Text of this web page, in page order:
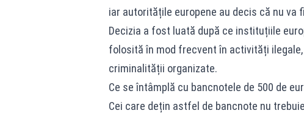
iar autoritățile europene au decis că nu va
Decizia a fost luată după ce instituțiile
folosită în mod frecvent în activități
criminalității organizate.
Ce se întâmplă cu bancnotele de 500 de
Cei care dețin astfel de bancnote nu